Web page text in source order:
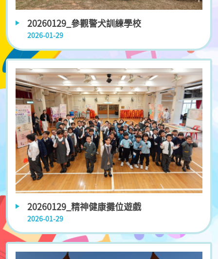
20260129_參觀警犬訓練學校
2026-01-29
20260129_精神健康攤位遊戲
2026-01-29